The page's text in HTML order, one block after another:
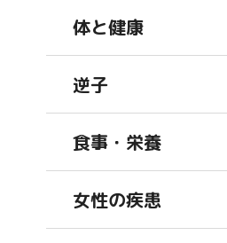
体と健康
逆子
食事・栄養
女性の疾患